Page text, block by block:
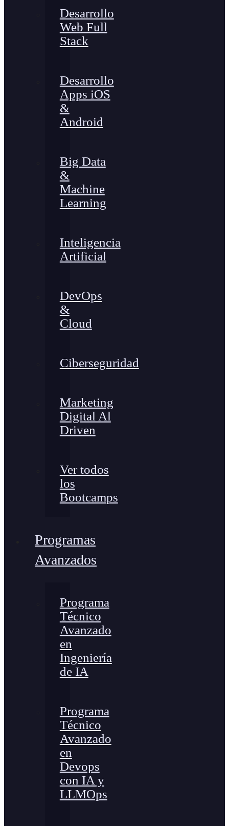
Desarrollo
Web Full
Stack
Desarrollo
Apps iOS
&
Android
Big Data
&
Machine
Learning
Inteligencia
Artificial
DevOps
&
Cloud
Ciberseguridad
Marketing
Digital Al
Driven
Ver todos
los
Bootcamps
Programas
Avanzados
Programa
Técnico
Avanzado
en
Ingeniería
de IA
Programa
Técnico
Avanzado
en
Devops
con IA y
LLMOps